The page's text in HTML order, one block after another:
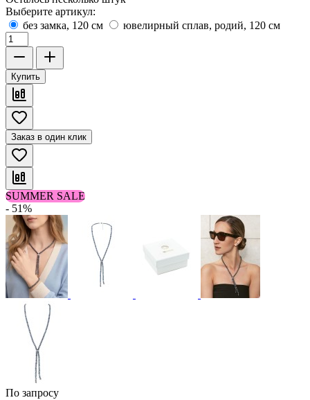
Выберите артикул:
без замка, 120 см
ювелирный сплав, родий, 120 см
Купить
Заказ в один клик
SUMMER SALE
- 51%
По запросу